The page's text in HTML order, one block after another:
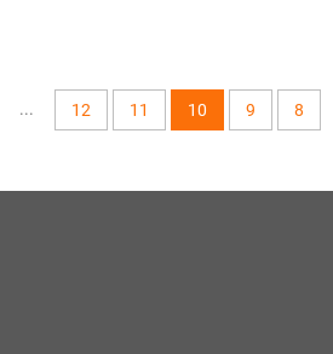
8
9
10
11
12
...